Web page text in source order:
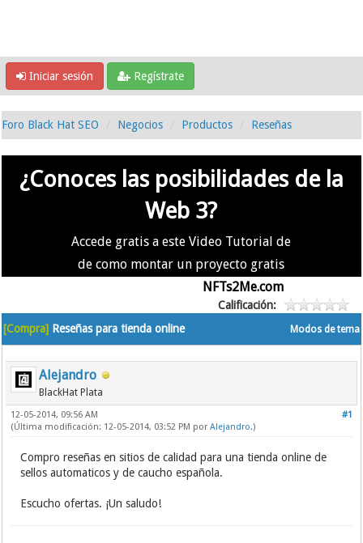
Iniciar sesión Regístrate
Foro Black Hat SEO Negocios Productos Reseñas
¿Conoces las posibilidades de la
Web 3?
Accede gratis a este Video Tutorial de
de como montar un proyecto gratis
NFTs2Me.com
Calificación:
Modos de tema
[Compra] Reseñas para tienda online
Alejandro
BlackHat Plata
#1
12-05-2014, 09:56 AM
(Última modificación: 12-05-2014, 03:52 PM porAlejandro.)
Compro reseñas en sitios de calidad para una tienda online de
sellos automaticos y de caucho española.
Escucho ofertas. ¡Un saludo!